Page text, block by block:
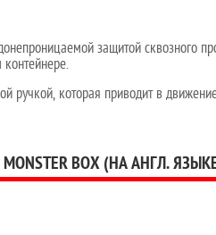
защитой сквозного
контейнере.
ручкой, которая приводит в
BOX (НА АНГЛ.